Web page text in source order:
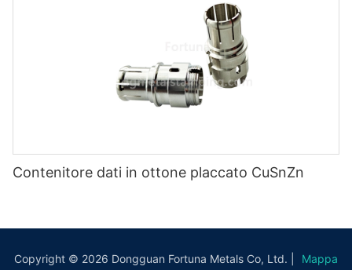
Contenitore dati in ottone placcato CuSnZn
Copyright © 2026 Dongguan Fortuna Metals Co, Ltd. | Mappa